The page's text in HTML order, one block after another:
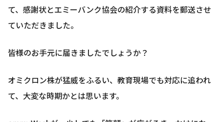
て、感謝状とエミーバンク協会の紹介する資料を郵送させ
ていただきました。
皆様のお手元に届きましたでしょうか？
オミクロン株が猛威をふるい、教育現場でも対応に追われ
て、大変な時期かとは思います。